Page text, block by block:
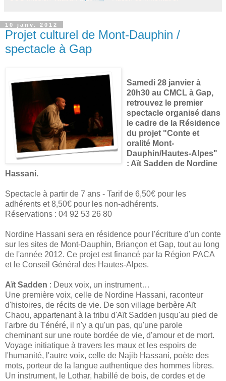
10 janv. 2012
Projet culturel de Mont-Dauphin /
spectacle à Gap
Samedi 28 janvier à
20h30 au CMCL à Gap,
retrouvez le premier
spectacle organisé dans
le cadre de la Résidence
du projet "Conte et
oralité Mont-
Dauphin/Hautes-Alpes"
: Aït Sadden de Nordine
Hassani.
Spectacle à partir de 7 ans - Tarif de 6,50€ pour les
adhérents et 8,50€ pour les non-adhérents.
Réservations : 04 92 53 26 80
Nordine Hassani sera en résidence pour l'écriture d'un conte
sur les sites de Mont-Dauphin, Briançon et Gap, tout au long
de l'année 2012. Ce projet est financé par la Région PACA
et le Conseil Général des Hautes-Alpes.
Aït Sadden : Deux voix, un instrument…
Une première voix, celle de Nordine Hassani, raconteur
d'histoires, de récits de vie. De son village berbère Aït
Chaou, appartenant à la tribu d'Aït Sadden jusqu'au pied de
l'arbre du Ténéré, il n'y a qu'un pas, qu'une parole
cheminant sur une route bordée de vie, d'amour et de mort.
Voyage initiatique à travers les maux et les espoirs de
l'humanité, l'autre voix, celle de Najib Hassani, poète des
mots, porteur de la langue authentique des hommes libres.
Un instrument, le Lothar, habillé de bois, de cordes et de